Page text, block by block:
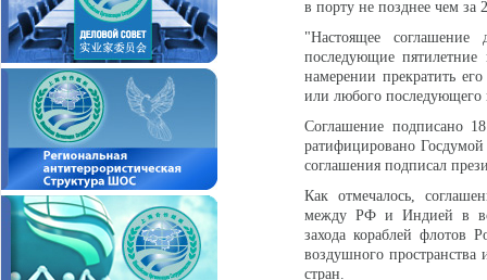
в порту не позднее чем за
"Настоящее
последующие
намерении прекратить
или любого последующего
Соглашение подписано
ратифицировано
соглашения подписал
Как отмечалось,
между РФ и Индией в
захода кораблей флотов
воздушного
стран.